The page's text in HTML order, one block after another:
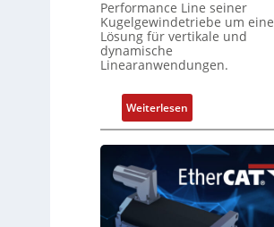
Z
u
t
a
n
d
s
ü
b
e
i
e
P
o
s
i
t
i
o
Performance Line seiner
Kugelgewindetriebe um eine
Lösung für vertikale und
dynamische
Linearanwendungen.
Weiterlesen:
N
e
e
r